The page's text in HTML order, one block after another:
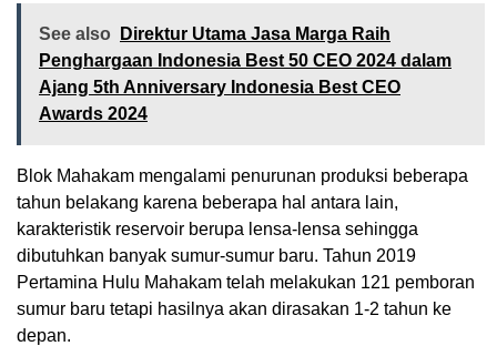
See also
Direktur Utama Jasa Marga Raih
Penghargaan Indonesia Best 50 CEO 2024 dalam
Ajang 5th Anniversary Indonesia Best CEO
Awards 2024
Blok Mahakam mengalami penurunan produksi beberapa
tahun belakang karena beberapa hal antara lain,
karakteristik reservoir berupa lensa-lensa sehingga
dibutuhkan banyak sumur-sumur baru. Tahun 2019
Pertamina Hulu Mahakam telah melakukan 121 pemboran
sumur baru tetapi hasilnya akan dirasakan 1-2 tahun ke
depan.